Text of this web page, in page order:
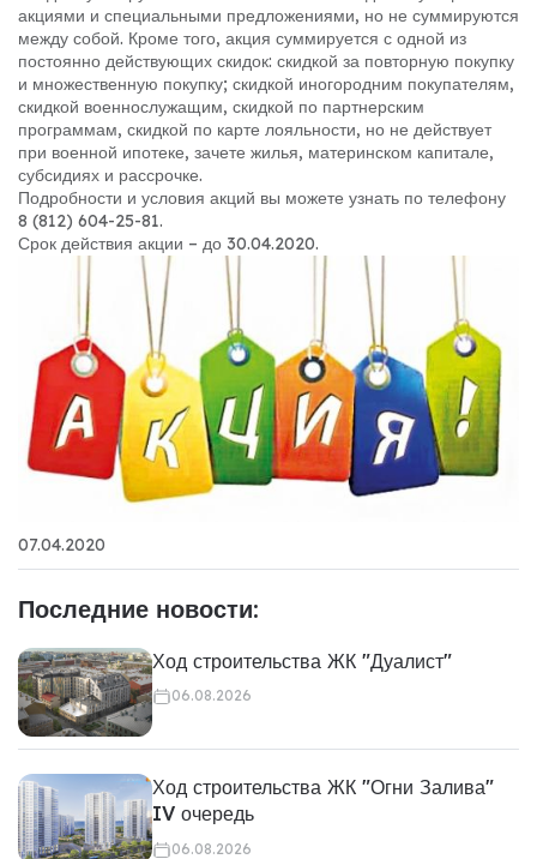
акциями и специальными предложениями, но не суммируются
между собой. Кроме того, акция суммируется с одной из
постоянно действующих скидок: скидкой за повторную покупку
и множественную покупку; скидкой иногородним покупателям,
скидкой военнослужащим, скидкой по партнерским
программам, скидкой по карте лояльности, но не действует
при военной ипотеке, зачете жилья, материнском капитале,
субсидиях и рассрочке.
Подробности и условия акций вы можете узнать по телефону
8 (812) 604-25-81.
Срок действия акции – до 30.04.2020.
07.04.2020
Последние новости:
Ход строительства ЖК "Дуалист"
06.08.2026
Ход строительства ЖК "Огни Залива"
IV очередь
06.08.2026